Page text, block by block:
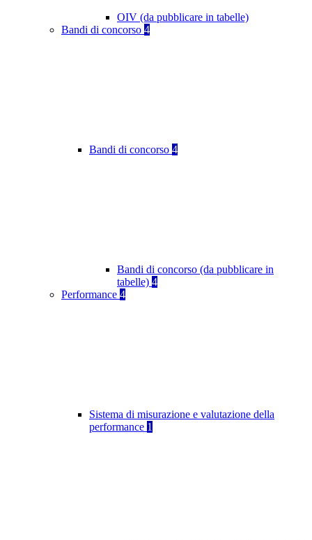
OIV (da pubblicare in tabelle)
Bandi di concorso 4
Bandi di concorso 4
Bandi di concorso (da pubblicare in
tabelle) 4
Performance 4
Sistema di misurazione e valutazione della
performance 1